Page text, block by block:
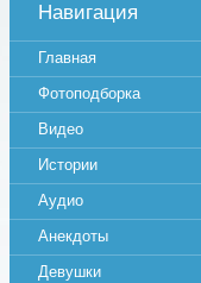
Навигация
Главная
Фотоподборка
Видео
Истории
Аудио
Анекдоты
Девушки